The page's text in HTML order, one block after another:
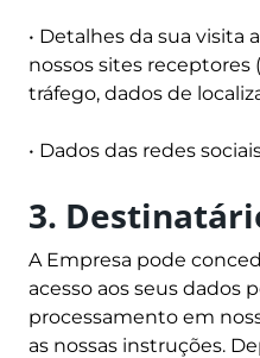
• Detalhes da sua visita
nossos sites receptores
tráfego, dados de
• Dados das redes
3.
A Empresa pode
acesso aos seus dados
processamento em
as nossas instruções.